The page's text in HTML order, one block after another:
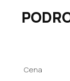
Cena